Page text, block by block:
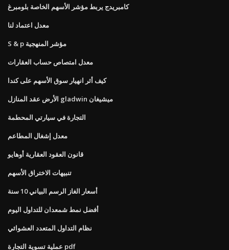
كامبريدج يربط مؤشر الأسهم الخاصة بلومبرغ
معدل اعتماد لنا
S & p مؤشر المنهجية
معدل امتصاص حساب العقارات
كيف أثر انهيار سوق الأسهم على كندا
الأرض عقد المنازل gladwin ميشيغان
التجارة في سيارتي المحطمة
معدل إشغال المطاعم
قانون العقود العقارية أوهايو
تنبيهات الاختراق الأسهم
أسعار الغاز الرسم البياني 10 سنة
أفضل نمط شمعدان للتداول اليوم
نظام التداول المتعدد العشوائي
عملية تسوية التجارة pdf